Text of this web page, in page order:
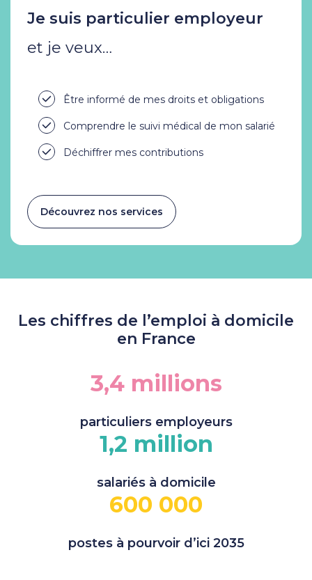
Je suis particulier employeur
et je veux…
Être informé de mes droits et obligations
Comprendre le suivi médical de mon salarié
Déchiffrer mes contributions
Découvrez nos services
Les chiffres de l’emploi à domicile
en France
3,4 millions
particuliers employeurs
1,2 million
salariés à domicile
600 000
postes à pourvoir d’ici 2035